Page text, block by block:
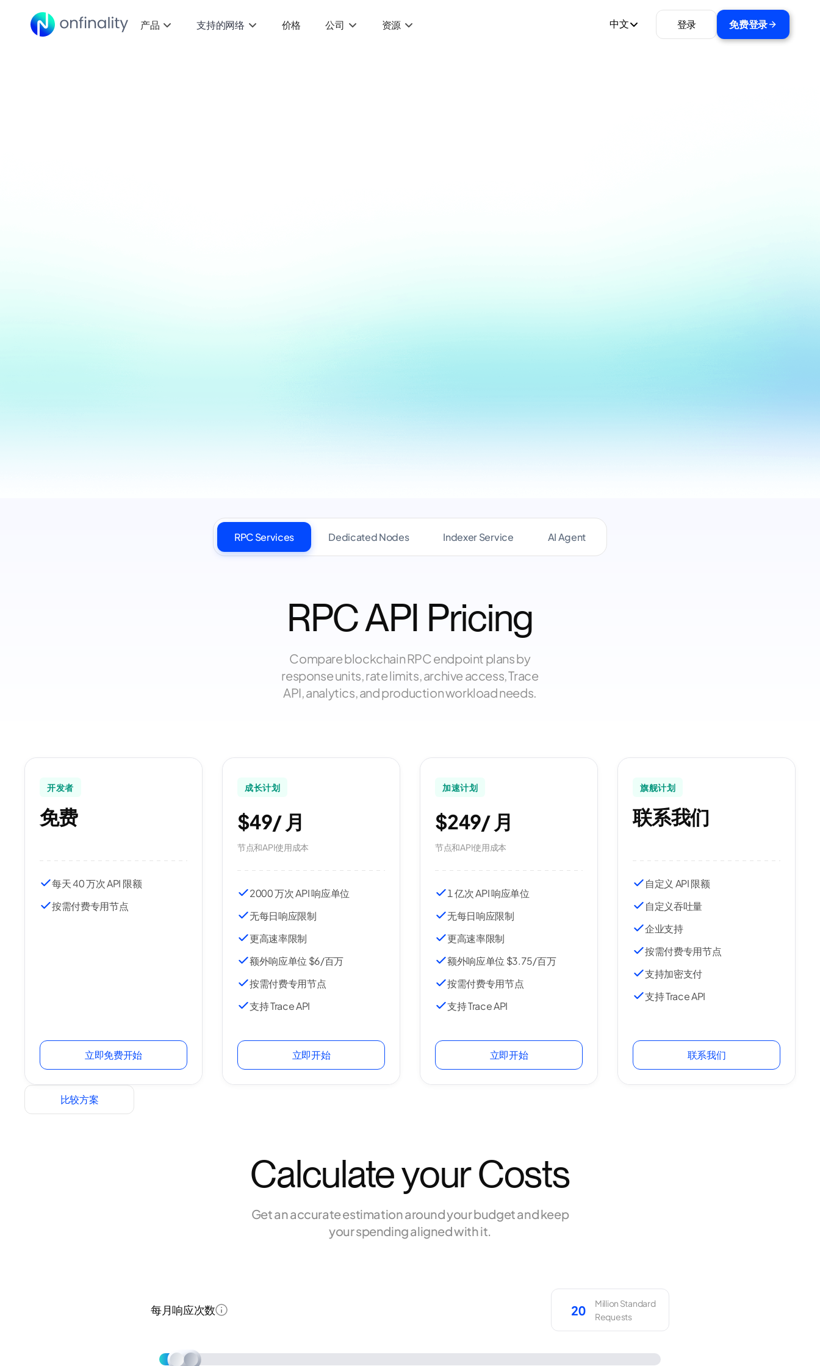
产品 支持的网络 价格 公司 资源 中文 登录 免费登录
RPC Services Dedicated Nodes Indexer Service AI Agent
RPC API Pricing
Compare blockchain RPC endpoint plans by
response units, rate limits, archive access, Trace
API, analytics, and production workload needs.
开发者
免费
每天 40 万次 API 限额
按需付费专用节点
立即免费开始
成长计划
$49/ 月
节点和API使用成本
2000 万次 API 响应单位
无每日响应限制
更高速率限制
额外响应单位 $6/百万
按需付费专用节点
支持 Trace API
立即开始
加速计划
$249/ 月
节点和API使用成本
1 亿次 API 响应单位
无每日响应限制
更高速率限制
额外响应单位 $3.75/百万
按需付费专用节点
支持 Trace API
立即开始
旗舰计划
联系我们
自定义 API 限额
自定义吞吐量
企业支持
按需付费专用节点
支持加密支付
支持 Trace API
联系我们
比较方案
Calculate your Costs
Get an accurate estimation around your budget and keep
your spending aligned with it.
每月响应次数
Million Standard
Requests